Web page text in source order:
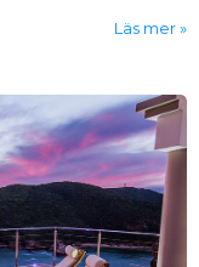
Läs mer